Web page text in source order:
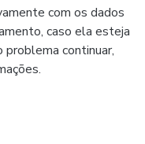
com os dados
caso ela esteja
problema continuar,